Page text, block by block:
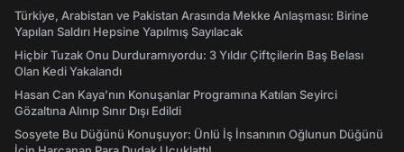
Türkiye, Arabistan ve Pakistan Arasında Mekke Anlaşması: Birine
Yapılan Saldırı Hepsine Yapılmış Sayılacak
Hiçbir Tuzak Onu Durduramıyordu: 3 Yıldır Çiftçilerin Baş Belası
Olan Kedi Yakalandı
Hasan Can Kaya’nın Konuşanlar Programına Katılan Seyirci
Gözaltına Alınıp Sınır Dışı Edildi
Sosyete Bu Düğünü Konuşuyor: Ünlü İş İnsanının Oğlunun Düğünü